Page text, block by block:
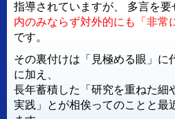
指導されていますが、
多言を要
内のみならず対外的にも「非常
です。
その裏付けは「見極める眼」に
に加え、
長年蓄積した「研究を重ねた細
実践」とが相俟ってのことと最